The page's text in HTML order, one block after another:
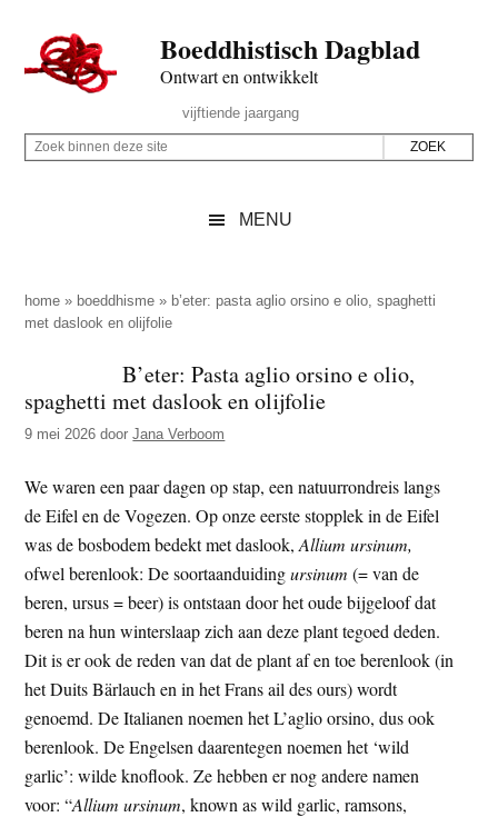
naar
de
inhoud
secondary
naar
de
sidebar
naar
de
Boeddhistisch Dagblad
Ontwart en ontwikkelt
Rechts
vijftiende jaargang
Z
p
d
z
e
i
t
e
Z
i
n
n
d
z
e
s
i
t
e
MENU
home » boeddhisme » b’eter: pasta aglio orsino e olio, spaghetti
met daslook en olijfolie
B’eter: Pasta aglio orsino e olio,
spaghetti met daslook en olijfolie
9 mei 2026 doorJana Verboom
We waren een paar dagen op stap, een natuurrondreis langs
de Eifel en de Vogezen. Op onze eerste stopplek in de Eifel
was de bosbodem bedekt met daslook,Allium ursinum,
ofwel berenlook: De soortaanduidingursinum (= van de
beren, ursus = beer) is ontstaan door het oude bijgeloof dat
beren na hun winterslaap zich aan deze plant tegoed deden.
Dit is er ook de reden van dat de plant af en toe berenlook (in
het Duits Bärlauch en in het Frans ail des ours) wordt
genoemd. De Italianen noemen het L’aglio orsino, dus ook
berenlook. De Engelsen daarentegen noemen het ‘wild
garlic’: wilde knoflook. Ze hebben er nog andere namen
voor: “Allium ursinum, known as wild garlic, ramsons,